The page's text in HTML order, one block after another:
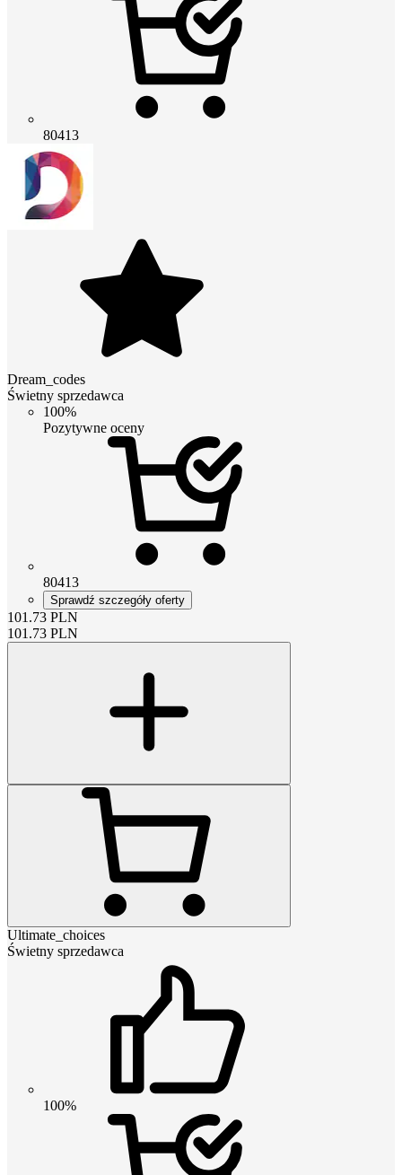
80413
Dream_codes
Świetny sprzedawca
100%
Pozytywne oceny
80413
Sprawdź szczegóły oferty
101.73 PLN
101.73 PLN
Ultimate_choices
Świetny sprzedawca
100%